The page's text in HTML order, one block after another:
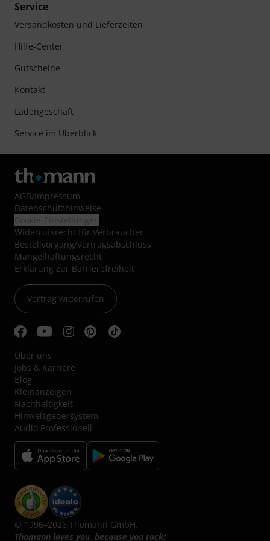
Service
Versandkosten und Lieferzeiten
Hilfe-Center
Gutscheine
Kontakt
Ladengeschäft
Service im Überblick
AGB/Impressum
Datenschutzhinweise
Widerrufsrecht für Verbraucher
Bestellvorgang/Vertragsabschluss
Mängelhaftungsrecht
Erklärung zur Barrierefreiheit
Vertrag widerrufen
Über uns
Jobs & Karriere
Blog
Kleinanzeigen
Nachhaltigkeit
Hinweisgebersystem
Audio Professionell
© 1996–2026 Thomann GmbH.
Thomann loves you, because you rock!